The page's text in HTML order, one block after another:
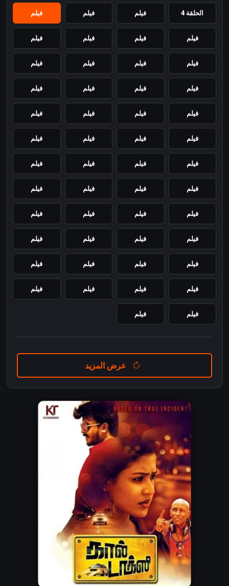
الحلقة 4 فيلم فيلم فيلم
فيلم فيلم فيلم فيلم
فيلم فيلم فيلم فيلم
فيلم فيلم فيلم فيلم
فيلم فيلم فيلم فيلم
فيلم فيلم فيلم فيلم
فيلم فيلم فيلم فيلم
فيلم فيلم فيلم فيلم
فيلم فيلم فيلم فيلم
فيلم فيلم فيلم فيلم
فيلم فيلم فيلم فيلم
فيلم فيلم فيلم فيلم
فيلم فيلم
عرض المزيد